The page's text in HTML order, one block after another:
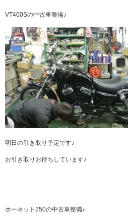
VT400Sの中古車整備♪
明日の引き取り予定です♪
お引き取りお待ちしています♪
ホーネット250の中古車整備♪